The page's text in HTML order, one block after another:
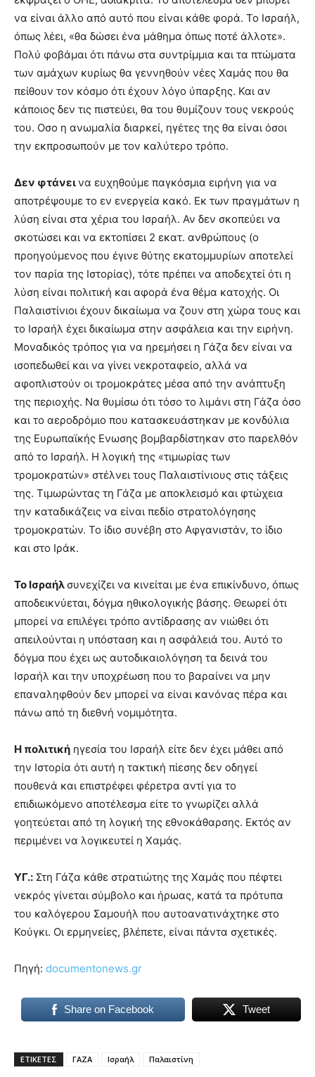
να είναι άλλο από αυτό που είναι κάθε φορά. Το Ισραήλ,
όπως λέει, «θα δώσει ένα µάθηµα όπως ποτέ άλλοτε».
Πολύ φοβάµαι ότι πάνω στα συντρίµµια και τα πτώµατα
των αµάχων κυρίως θα γεννηθούν νέες Χαµάς που θα
πείθουν τον κόσµο ότι έχουν λόγο ύπαρξης. Και αν
κάποιος δεν τις πιστεύει, θα του θυµίζουν τους νεκρούς
του. Οσο η ανωµαλία διαρκεί, ηγέτες της θα είναι όσοι
την εκπροσωπούν µε τον καλύτερο τρόπο.
∆εν φτάνεινα ευχηθούµε παγκόσµια ειρήνη για να
αποτρέψουµε το εν ενεργεία κακό. Εκ των πραγµάτων η
λύση είναι στα χέρια του Ισραήλ. Αν δεν σκοπεύει να
σκοτώσει και να εκτοπίσει 2 εκατ. ανθρώπους (ο
προηγούµενος που έγινε θύτης εκατοµµυρίων αποτελεί
τον παρία της Ιστορίας), τότε πρέπει να αποδεχτεί ότι η
λύση είναι πολιτική και αφορά ένα θέµα κατοχής. Οι
Παλαιστίνιοι έχουν δικαίωµα να ζουν στη χώρα τους και
το Ισραήλ έχει δικαίωµα στην ασφάλεια και την ειρήνη.
Μοναδικός τρόπος για να ηρεµήσει η Γάζα δεν είναι να
ισοπεδωθεί και να γίνει νεκροταφείο, αλλά να
αφοπλιστούν οι τροµοκράτες µέσα από την ανάπτυξη
της περιοχής. Να θυµίσω ότι τόσο το λιµάνι στη Γάζα όσο
και το αεροδρόµιο που κατασκευάστηκαν µε κονδύλια
της Ευρωπαϊκής Ενωσης βοµβαρδίστηκαν στο παρελθόν
από το Ισραήλ. Η λογική της «τιµωρίας των
τροµοκρατών» στέλνει τους Παλαιστίνιους στις τάξεις
της. Τιµωρώντας τη Γάζα µε αποκλεισµό και φτώχεια
την καταδικάζεις να είναι πεδίο στρατολόγησης
τροµοκρατών. Το ίδιο συνέβη στο Αφγανιστάν, το ίδιο
και στο Ιράκ.
Το Ισραήλ συνεχίζει να κινείται µε ένα επικίνδυνο, όπως
αποδεικνύεται, δόγµα ηθικολογικής βάσης. Θεωρεί ότι
µπορεί να επιλέγει τρόπο αντίδρασης αν νιώθει ότι
απειλούνται η υπόσταση και η ασφάλειά του. Αυτό το
δόγµα που έχει ως αυτοδικαιολόγηση τα δεινά του
Ισραήλ και την υποχρέωση που το βαραίνει να µην
επαναληφθούν δεν µπορεί να είναι κανόνας πέρα και
πάνω από τη διεθνή νοµιµότητα.
Η πολιτική ηγεσία του Ισραήλ είτε δεν έχει µάθει από
την Ιστορία ότι αυτή η τακτική πίεσης δεν οδηγεί
πουθενά και επιστρέφει φέρετρα αντί για το
επιδιωκόµενο αποτέλεσµα είτε το γνωρίζει αλλά
γοητεύεται από τη λογική της εθνοκάθαρσης. Εκτός αν
περιµένει να λογικευτεί η Χαµάς.
ΥΓ.: Στη Γάζα κάθε στρατιώτης της Χαµάς που πέφτει
νεκρός γίνεται σύµβολο και ήρωας, κατά τα πρότυπα
του καλόγερου Σαµουήλ που αυτοανατινάχτηκε στο
Κούγκι. Οι ερµηνείες, βλέπετε, είναι πάντα σχετικές.
Πηγή: documentonews.gr
Share on Facebook Tweet
ΕΤΙΚΕΤΕΣ ΓΑΖΑ Ισραήλ Παλαιστίνη